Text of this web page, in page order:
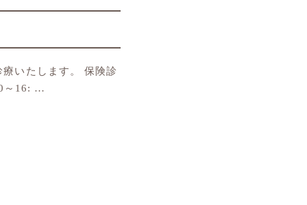
いたします。 保険診
～16: …